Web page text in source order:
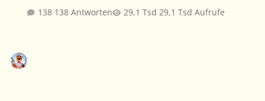
138 Antworten
29,1 Tsd Aufrufe